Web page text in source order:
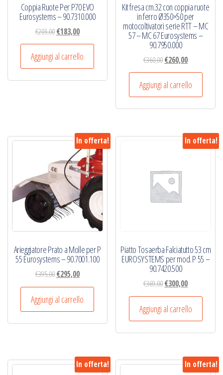
Coppia Ruote Per P70 EVO
Eurosystems – 90.7310.000
€203,00Il
prezzo
originale
era:
€203,00.
€183,00Il
prezzo
attuale
è:
€183,00.
Aggiungi al carrello
Kit fresa cm.32 con coppia ruote
in ferro Ø350×50 per
motocoltivatori serie RTT – MC
57 – MC 67 Eurosystems –
90.7950.000
€360,00Il
prezzo
originale
era:
€360,00.
€260,00Il
prezzo
attuale
è:
€260,00.
Aggiungi al carrello
In offerta!
Arieggiatore Prato a Molle per P
55 Eurosystems – 90.7001.100
€395,00Il
prezzo
originale
era:
€395,00.
€295,00Il
prezzo
attuale
è:
€295,00.
Aggiungi al carrello
In offerta!
Piatto Tosaerba Falciatutto 53 cm
EUROSYSTEMS per mod. P 55 –
90.7420.500
€369,00Il
prezzo
originale
era:
€369,00.
€300,00Il
prezzo
attuale
è:
€300,00.
Aggiungi al carrello
In offerta! In offerta!